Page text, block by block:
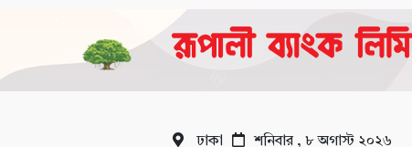
ঢাকা শনিবার , ৮ অগাস্ট ২০২৬